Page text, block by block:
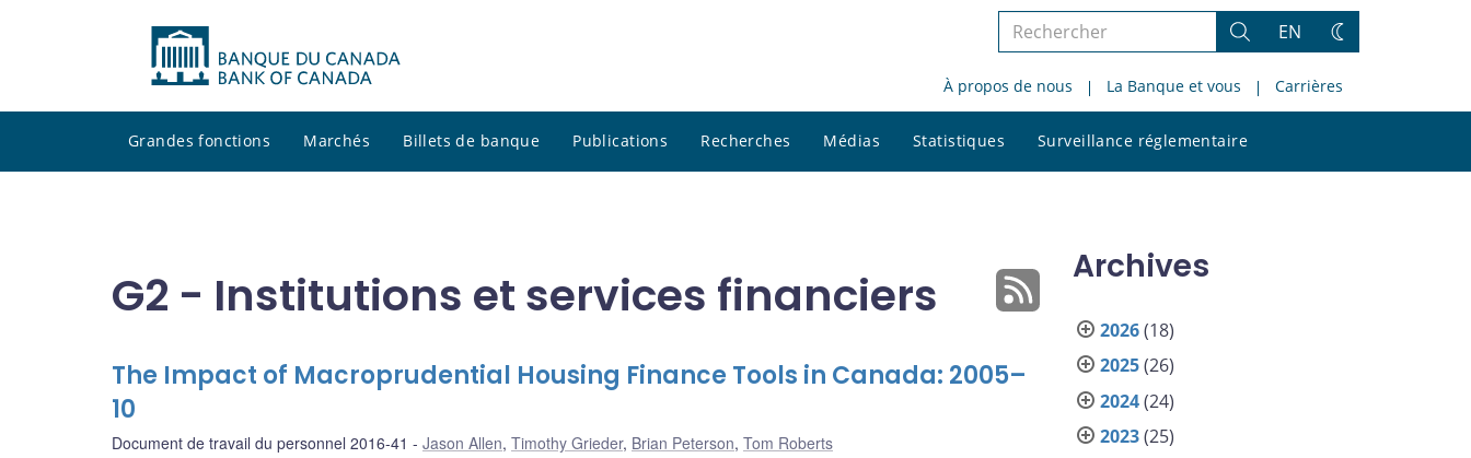
Rechercher
le
site
Rechercher
EN
Changez
thème
À propos de nous La Banque et vous Carrières
Grandes fonctions Marchés Billets de banque Publications Recherches Médias Statistiques Surveillance réglementaire
le
G2 - Institutions et services financiers
The Impact of Macroprudential Housing Finance Tools in Canada: 2005–
10
Document de travail du personnel 2016-41 Jason Allen, Timothy Grieder, Brian Peterson, Tom Roberts
Archives
2026(18)
2025(26)
2024(24)
2023(25)